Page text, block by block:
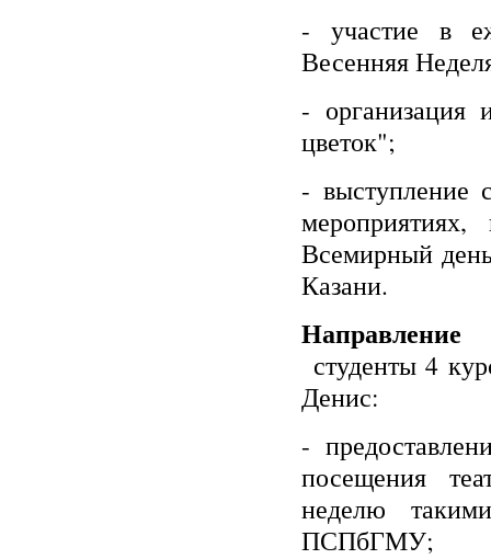
- участие в
Весенняя
-
цветок";
- выступление
Всемирный
Казани.
Направление
студенты 4
Денис:
-
посещения
неделю
ПСПбГМУ;